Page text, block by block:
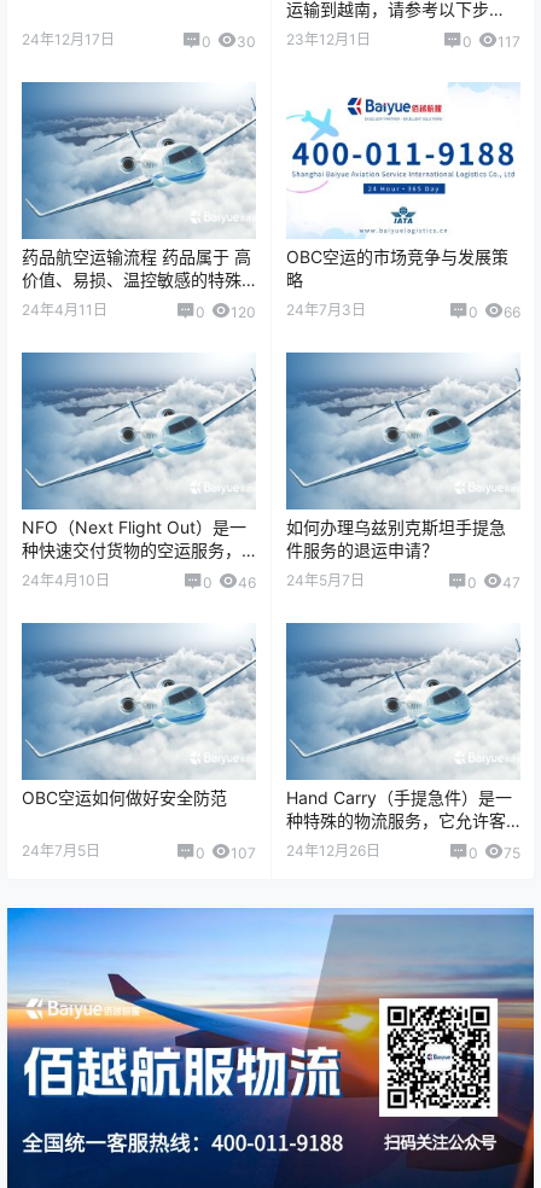
24年12月17日 0 30
运输到越南，请参考以下步
骤： 1. 选择一家靠谱的 Hand
23年12月1日 0 117
药品航空运输流程 药品属于 高
价值、易损、温控敏感的特殊
货物，在空运过程中需要严格
遵守运输规范，以确保药品质
量和安全。 …
24年4月11日 0 120
OBC空运的市场竞争与发展策
略
24年7月3日 0 66
NFO（Next Flight Out）是一
种快速交付货物的空运服务，
通常用于紧急时刻或有时间敏
感性的货物。 了解更多：…
24年4月10日 0 46
如何办理乌兹别克斯坦手提急
件服务的退运申请？
24年5月7日 0 47
OBC空运如何做好安全防范
24年7月5日 0 107
Hand Carry（手提急件）是一
种特殊的物流服务，它允许客
户急需的紧急货物在最短时间
内送达目的地。以下是关于如
24年12月26日 0 75